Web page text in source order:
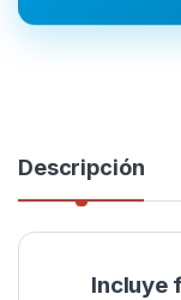
Descripción
Incluye